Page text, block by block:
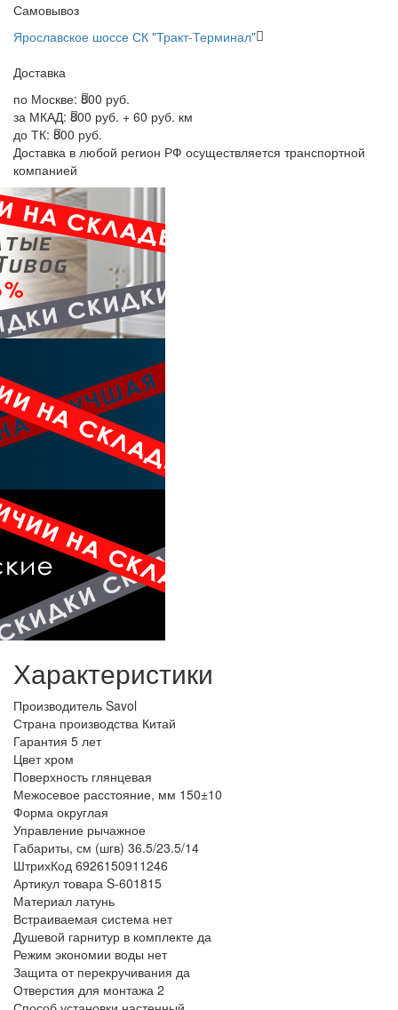
Самовывоз
Ярославское шоссе СК "Тракт-Терминал"
Доставка
по Москве: 800 руб.
за МКАД: 800 руб. + 60 руб. км
до ТК: 800 руб.
Доставка в любой регион РФ осуществляется транспортной
компанией
Характеристики
Производитель Savol
Страна производства Китай
Гарантия 5 лет
Цвет хром
Поверхность глянцевая
Межосевое расстояние, мм 150±10
Форма округлая
Управление рычажное
Габариты, см (шгв) 36.5/23.5/14
ШтрихКод 6926150911246
Артикул товара S-601815
Материал латунь
Встраиваемая система нет
Душевой гарнитур в комплекте да
Режим экономии воды нет
Защита от перекручивания да
Отверстия для монтажа 2